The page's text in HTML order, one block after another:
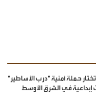
Campaign Middle East تختار حملة أمنية "درب الأساطير"
في الشرق الأوسط